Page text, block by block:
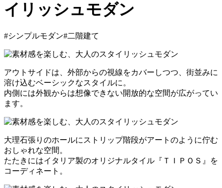
イリッシュモダン
#シンプルモダン#二階建て
アウトサイドは、外部からの視線をカバーしつつ、街並みに
溶け込むベーシックなスタイルに。
内側には外観からは想像できない開放的な空間が広がってい
ます。
大理石張りのホールにストリップ階段がアートのように佇む
おしゃれな空間。
たたきにはイタリア製のオリジナルタイル『ＴＩＰＯＳ』を
コーディネート。